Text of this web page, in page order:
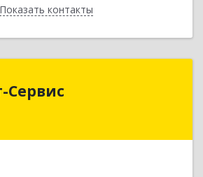
Показать контакты
Назад
Сервис
обл, Шахты г, Советская ул,